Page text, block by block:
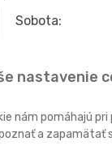
nastavenie
nám pomáhajú
a zapamätať
Sobota: